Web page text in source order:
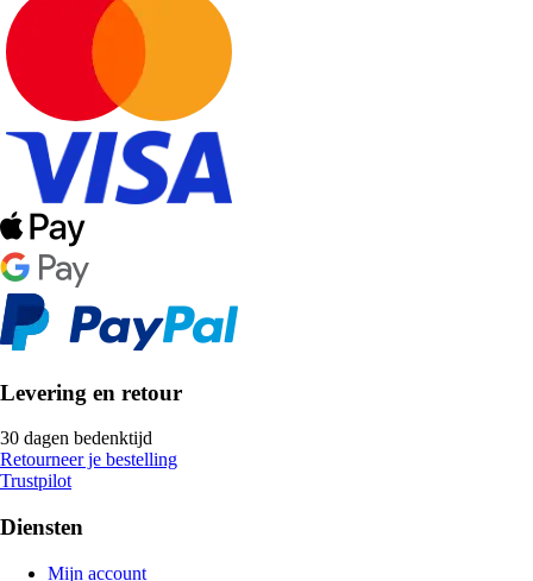
Levering en retour
30 dagen bedenktijd
Retourneer je bestelling
Trustpilot
Diensten
Mijn account